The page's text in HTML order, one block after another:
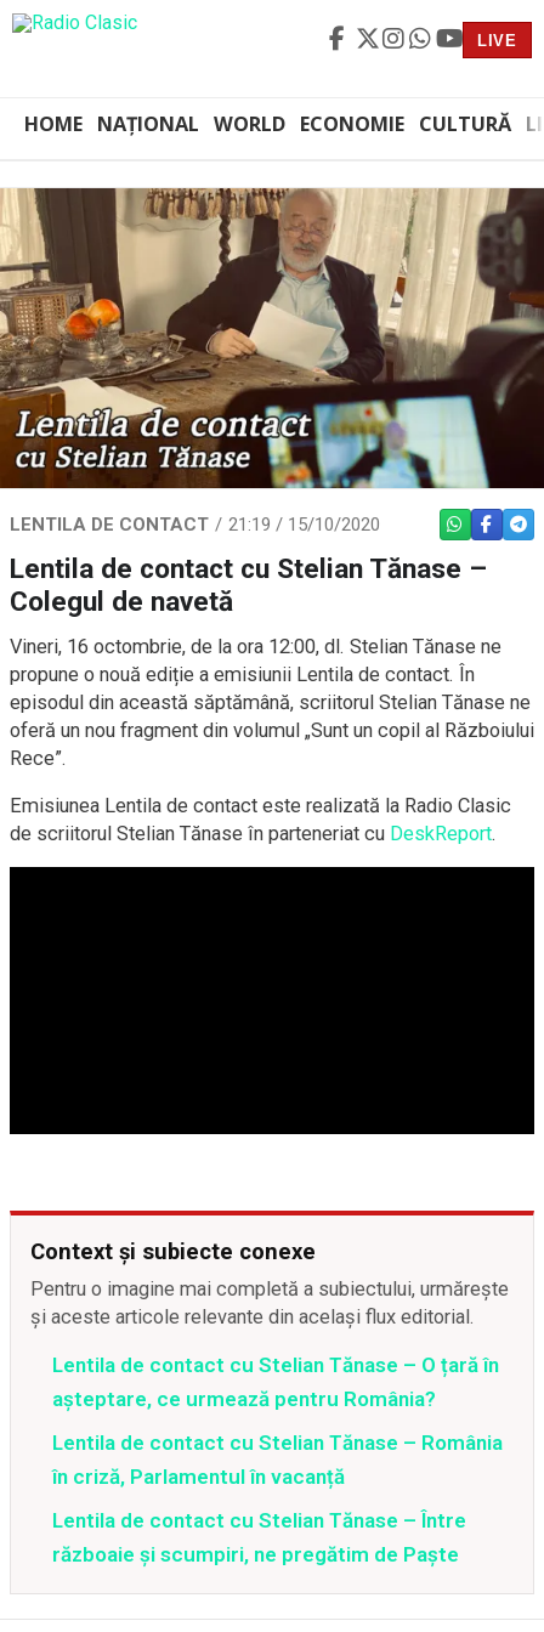
LIVE
HOME NAȚIONAL WORLD ECONOMIE CULTURĂ
LENTILA DE CONTACT 21:19 / 15/10/2020 WHATSAPP
Lentila de contact cu Stelian Tănase –
Colegul de navetă
Vineri, 16 octombrie, de la ora 12:00, dl. Stelian Tănase ne
propune o nouă ediție a emisiunii Lentila de contact. În
episodul din această săptămână, scriitorul Stelian Tănase ne
oferă un nou fragment din volumul „Sunt un copil al Războiului
Rece”.
Emisiunea Lentila de contact este realizată la Radio Clasic
de scriitorul Stelian Tănase în parteneriat cu DeskReport.
Context și subiecte conexe
Pentru o imagine mai completă a subiectului, urmărește
și aceste articole relevante din același flux editorial.
Lentila de contact cu Stelian Tănase – O țară în
așteptare, ce urmează pentru România?
Lentila de contact cu Stelian Tănase – România
în criză, Parlamentul în vacanță
Lentila de contact cu Stelian Tănase – Între
războaie și scumpiri, ne pregătim de Paște